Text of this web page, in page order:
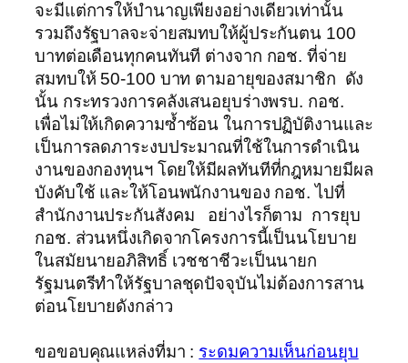
จะมีแต่การให้บำนาญเพียงอย่างเดียวเท่านั้น
รวมถึงรัฐบาลจะจ่ายสมทบให้ผู้ประกันตน 100
บาทต่อเดือนทุกคนทันที ต่างจาก กอช. ที่จ่าย
สมทบให้ 50-100 บาท ตามอายุของสมาชิก ดัง
นั้น กระทรวงการคลังเสนอยุบร่างพรบ. กอช.
เพื่อไม่ให้เกิดความซ้ำซ้อน ในการปฏิบัติงานและ
เป็นการลดภาระงบประมาณที่ใช้ในการดำเนิน
งานของกองทุนฯ โดยให้มีผลทันทีที่กฎหมายมีผล
บังคับใช้ และให้โอนพนักงานของ กอช. ไปที่
สำนักงานประกันสังคม อย่างไรก็ตาม การยุบ
กอช. ส่วนหนึ่งเกิดจากโครงการนี้เป็นนโยบาย
ในสมัยนายอภิสิทธิ์ เวชชาชีวะเป็นนายก
รัฐมนตรีทำให้รัฐบาลชุดปัจจุบันไม่ต้องการสาน
ต่อนโยบายดังกล่าว
ขอขอบคุณแหล่งที่มา : ระดมความเห็นก่อนยุบ